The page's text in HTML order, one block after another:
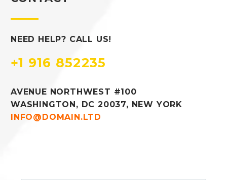
NEED HELP? CALL US!
+1 916 852235
AVENUE NORTHWEST #100
WASHINGTON, DC 20037, NEW YORK
INFO@DOMAIN.LTD